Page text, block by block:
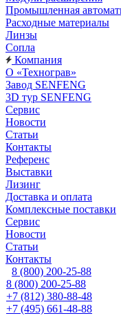
Промышленная
Расходные материалы
Линзы
Сопла
Компания
О «Технограв»
Завод SENFENG
3D тур SENFENG
Сервис
Новости
Статьи
Контакты
Референс
Выставки
Лизинг
Доставка и оплата
Комплексные поставки
Сервис
Новости
Статьи
Контакты
8 (800) 200-25-88
8 (800) 200-25-88
+7 (812) 380-88-48
+7 (495) 661-48-88